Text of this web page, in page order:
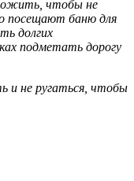
чтобы не
посещают баню для
долгих
подметать дорогу
и не ругаться, чтобы